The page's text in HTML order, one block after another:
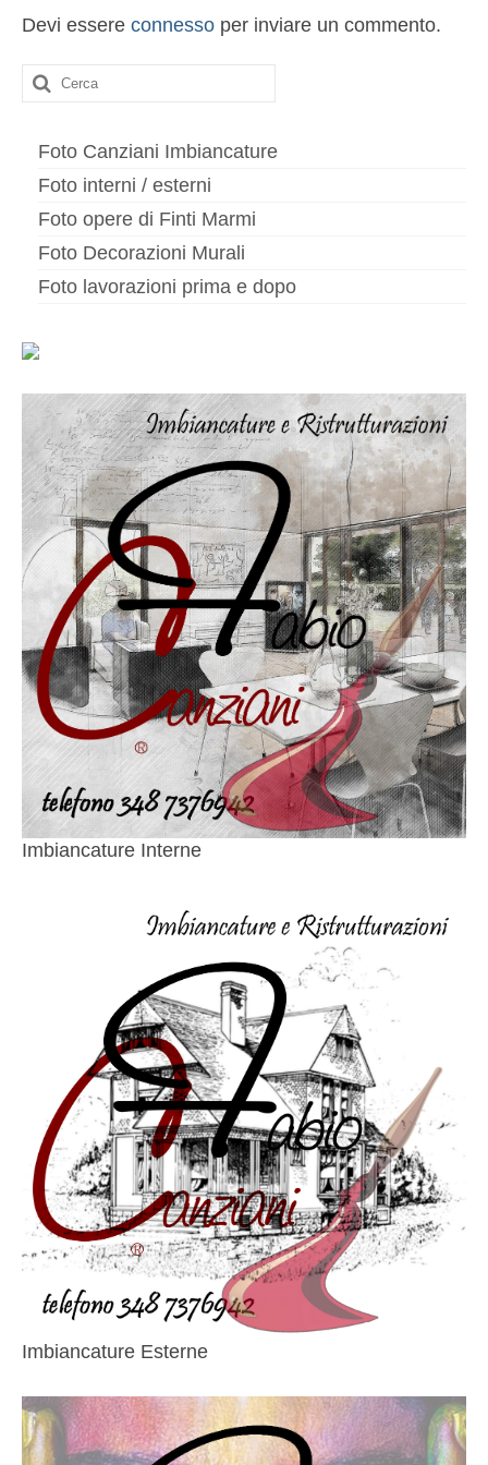
Altri servizi
Controsoffitti
Posa pavimento laminato
Muratura
Devi essere connesso per inviare un commento.
Cerca:
Foto Canziani Imbiancature
Foto interni / esterni
Foto opere di Finti Marmi
Foto Decorazioni Murali
Foto lavorazioni prima e dopo
Imbiancature Interne
Imbiancature Esterne